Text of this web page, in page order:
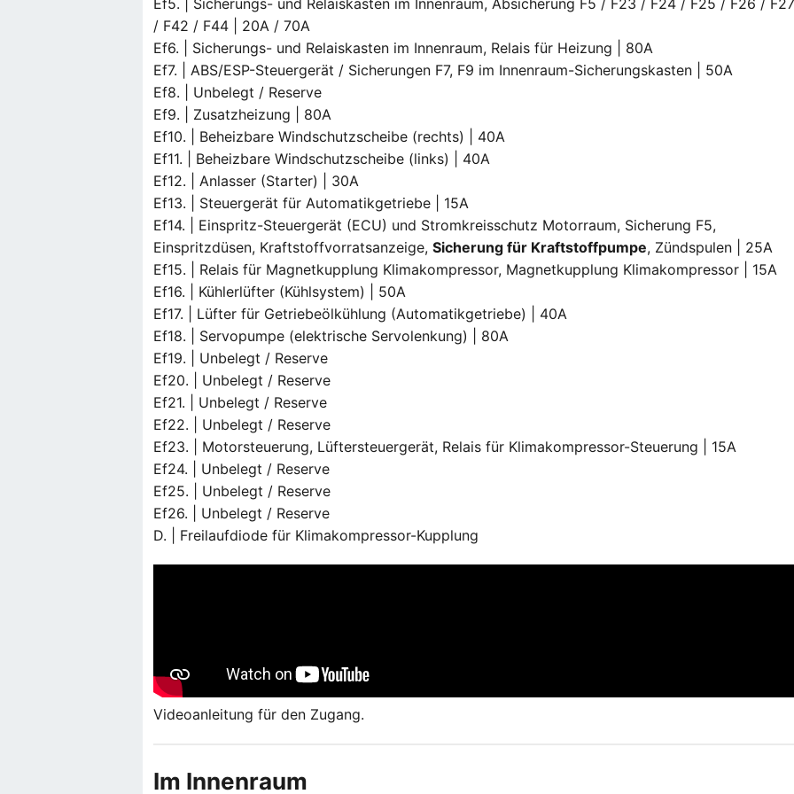
Ef5. | Sicherungs- und Relaiskasten im Innenraum, Absicherung F5 / F23 / F24 / F25 / F26 /
/ F42 / F44 | 20A / 70A
Ef6. | Sicherungs- und Relaiskasten im Innenraum, Relais für Heizung | 80A
Ef7. | ABS/ESP-Steuergerät / Sicherungen F7, F9 im Innenraum-Sicherungskasten | 50A
Ef8. | Unbelegt / Reserve
Ef9. | Zusatzheizung | 80A
Ef10. | Beheizbare Windschutzscheibe (rechts) | 40A
Ef11. | Beheizbare Windschutzscheibe (links) | 40A
Ef12. | Anlasser (Starter) | 30A
Ef13. | Steuergerät für Automatikgetriebe | 15A
Ef14. | Einspritz-Steuergerät (ECU) und Stromkreisschutz Motorraum, Sicherung F5,
Einspritzdüsen, Kraftstoffvorratsanzeige,Sicherung für Kraftstoffpumpe, Zündspulen | 25A
Ef15. | Relais für Magnetkupplung Klimakompressor, Magnetkupplung Klimakompressor | 15A
Ef16. | Kühlerlüfter (Kühlsystem) | 50A
Ef17. | Lüfter für Getriebeölkühlung (Automatikgetriebe) | 40A
Ef18. | Servopumpe (elektrische Servolenkung) | 80A
Ef19. | Unbelegt / Reserve
Ef20. | Unbelegt / Reserve
Ef21. | Unbelegt / Reserve
Ef22. | Unbelegt / Reserve
Ef23. | Motorsteuerung, Lüftersteuergerät, Relais für Klimakompressor-Steuerung | 15A
Ef24. | Unbelegt / Reserve
Ef25. | Unbelegt / Reserve
Ef26. | Unbelegt / Reserve
D. | Freilaufdiode für Klimakompressor-Kupplung
Videoanleitung für den Zugang.
Im Innenraum